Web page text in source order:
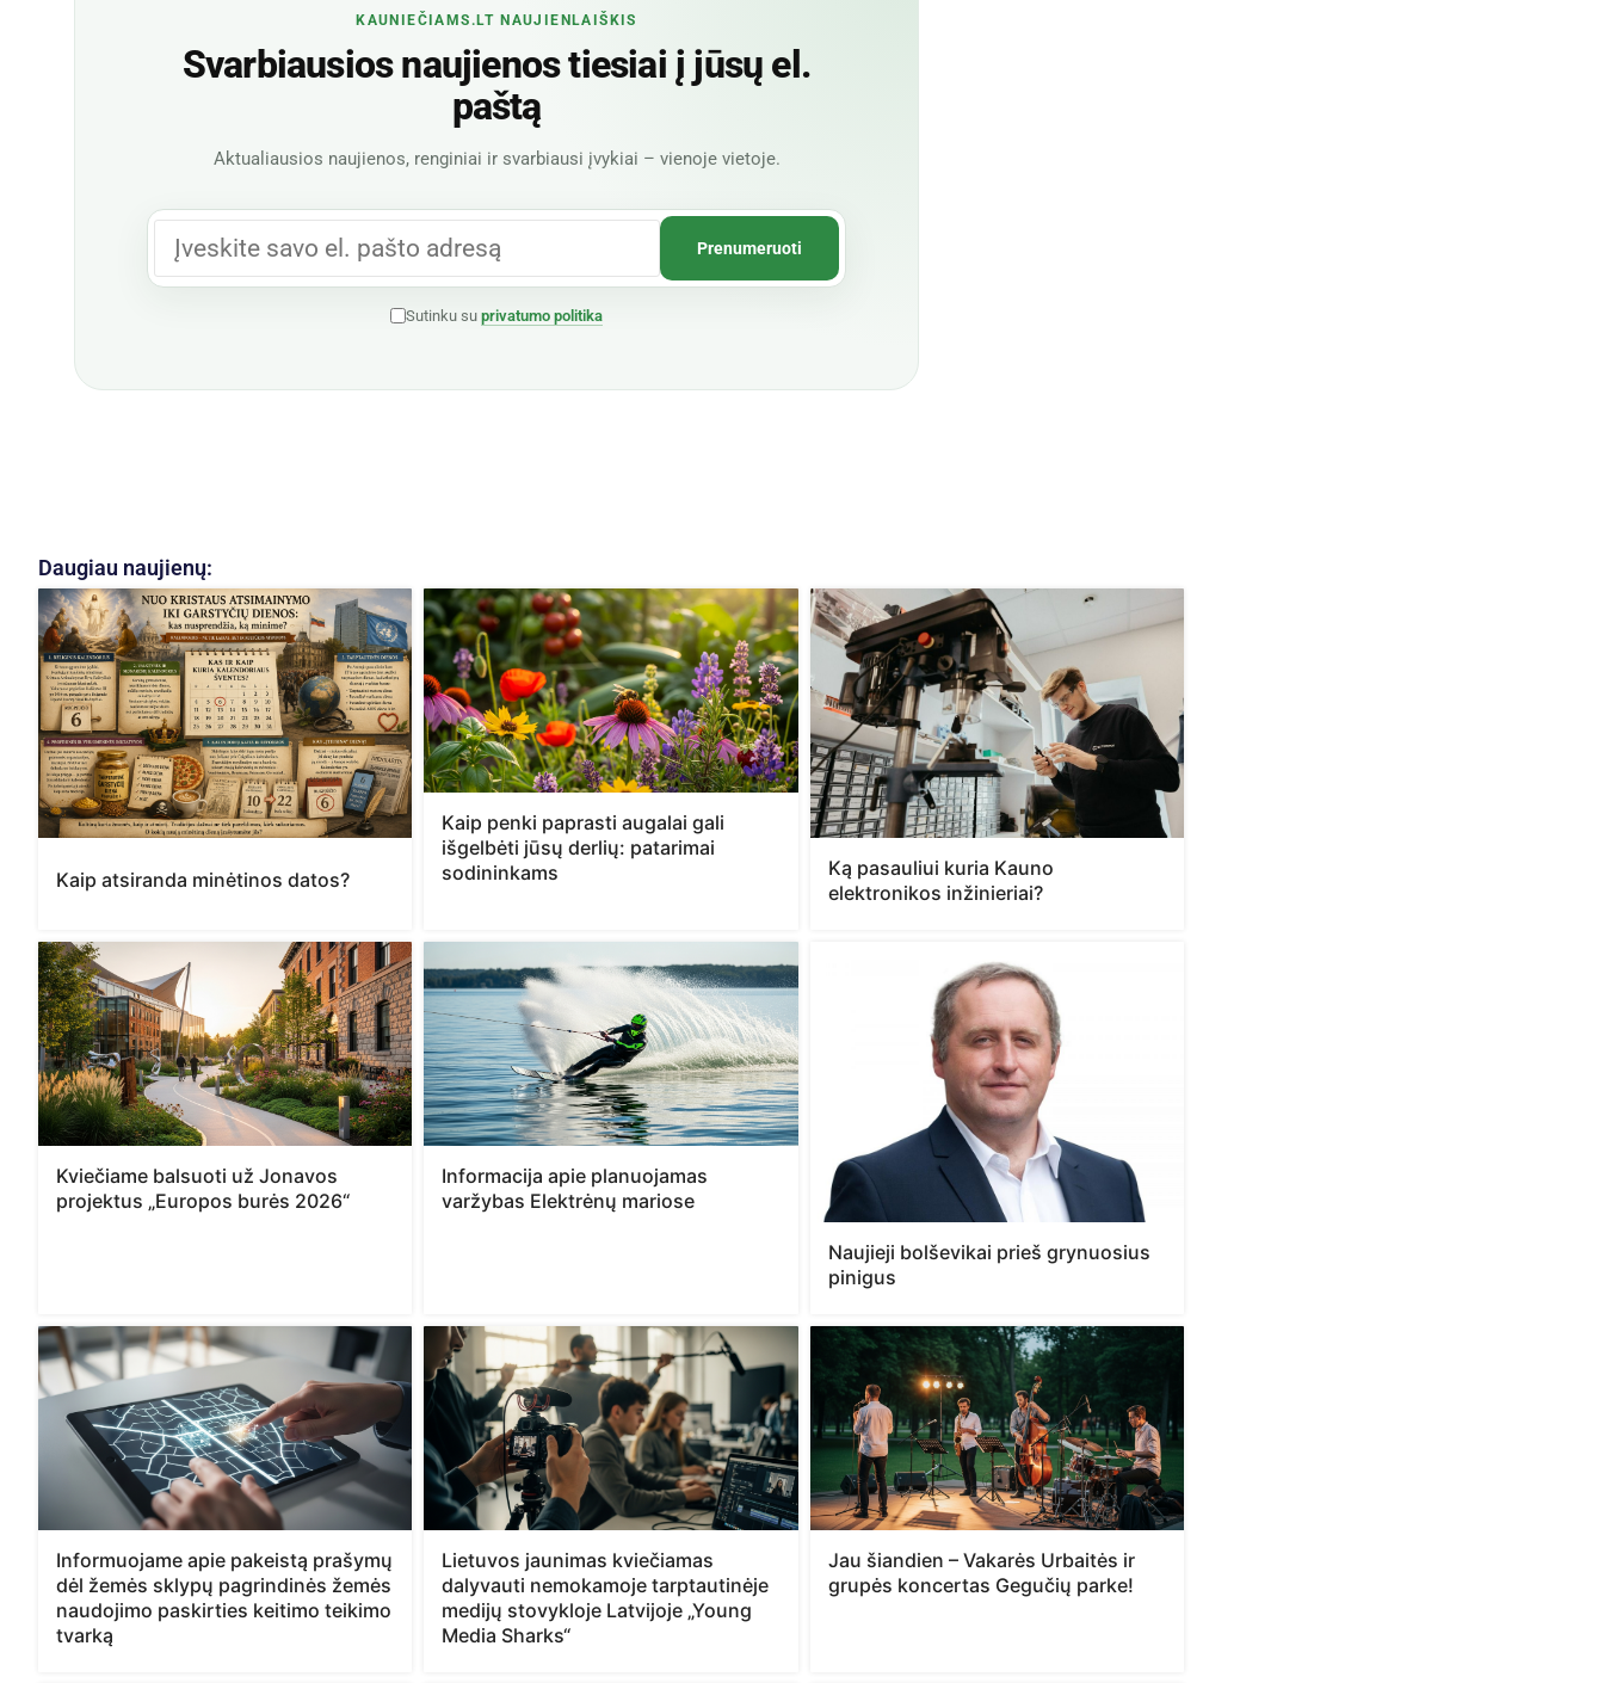
KAUNIEČIAMS.LT NAUJIENLAIŠKIS
Svarbiausios naujienos tiesiai į jūsų el.
paštą
Aktualiausios naujienos, renginiai ir svarbiausi įvykiai – vienoje vietoje.
Sutinku su privatumo politika
Daugiau naujienų:
Kaip atsiranda minėtinos datos?
Kaip penki paprasti augalai gali
išgelbėti jūsų derlių: patarimai
sodininkams
Ką pasauliui kuria Kauno
elektronikos inžinieriai?
Kviečiame balsuoti už Jonavos
projektus „Europos burės 2026“
Informacija apie planuojamas
varžybas Elektrėnų mariose
Naujieji bolševikai prieš grynuosius
pinigus
Informuojame apie pakeistą prašymų
dėl žemės sklypų pagrindinės žemės
naudojimo paskirties keitimo teikimo
tvarką
Lietuvos jaunimas kviečiamas
dalyvauti nemokamoje tarptautinėje
medijų stovykloje Latvijoje „Young
Media Sharks“
Jau šiandien – Vakarės Urbaitės ir
grupės koncertas Gegučių parke!